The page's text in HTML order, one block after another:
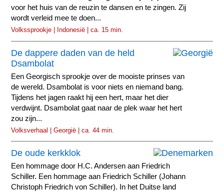
voor het huis van de reuzin te dansen en te zingen. Zij
wordt verleid mee te doen...
Volkssprookje | Indonesië | ca. 15 min.
De dappere daden van de held
Dsambolat
Een Georgisch sprookje over de mooiste prinses van
de wereld. Dsambolat is voor niets en niemand bang.
Tijdens het jagen raakt hij een hert, maar het dier
verdwijnt. Dsambolat gaat naar de plek waar het hert
zou zijn...
Volksverhaal | Georgië | ca. 44 min.
De oude kerkklok
Een hommage door H.C. Andersen aan Friedrich
Schiller. Een hommage aan Friedrich Schiller (Johann
Christoph Friedrich von Schiller). In het Duitse land